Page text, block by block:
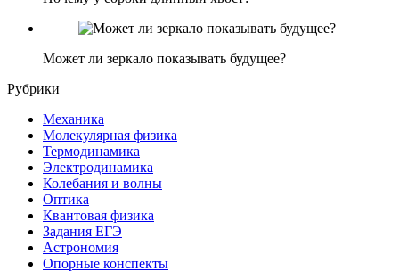
Может ли зеркало показывать будущее?
Рубрики
Механика
Молекулярная физика
Термодинамика
Электродинамика
Колебания и волны
Оптика
Квантовая физика
Задания ЕГЭ
Астрономия
Опорные конспекты